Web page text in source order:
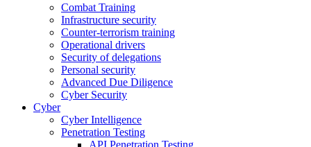
Combat Training
Infrastructure security
Counter-terrorism training
Operational drivers
Security of delegations
Personal security
Advanced Due Diligence
Cyber Security
Cyber
Cyber Intelligence
Penetration Testing
API Penetration Testing